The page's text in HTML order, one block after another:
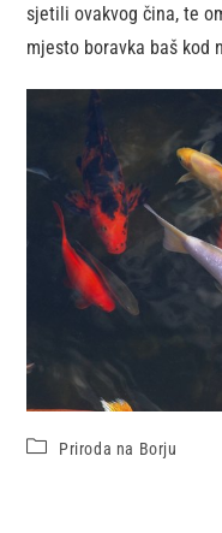
sjetili ovakvog čina, te
mjesto boravka baš kod
Priroda na Borju